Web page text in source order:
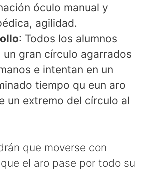
óculo manual y
agilidad.
: Todos los alumnos
un gran círculo agarrados
e intentan en un
tiempo qu eun aro
un extremo del círculo al
que moverse con
el aro pase por todo su